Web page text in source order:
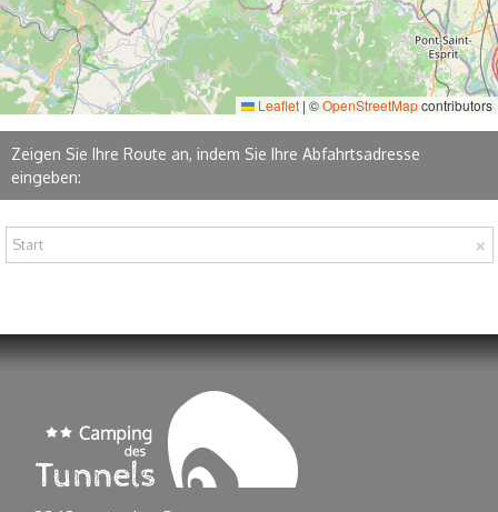
Leaflet | ©OpenStreetMapcontributors
Zeigen Sie Ihre Route an, indem Sie Ihre Abfahrtsadresse
eingeben: